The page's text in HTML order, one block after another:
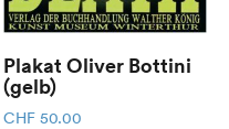
Plakat Oliver Bottini
(gelb)
CHF 50.00